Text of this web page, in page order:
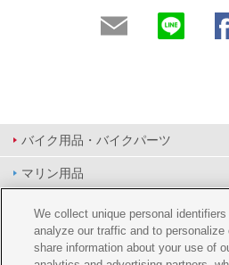
バイク用品・バイクパーツ
マリン用品
PAS/YPJ用品
その他用品
We collect unique personal
analyze our traffic and to
share information about your use of